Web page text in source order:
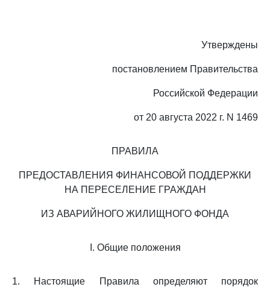
Утверждены
постановлением Правительства
Российской Федерации
от 20 августа 2022 г. N 1469
ПРАВИЛА
ПРЕДОСТАВЛЕНИЯ ФИНАНСОВОЙ ПОДДЕРЖКИ
НА ПЕРЕСЕЛЕНИЕ ГРАЖДАН
ИЗ АВАРИЙНОГО ЖИЛИЩНОГО ФОНДА
I. Общие положения
1. Настоящие Правила определяют порядок